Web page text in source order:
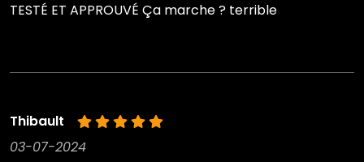
TESTÉ ET APPROUVÉ Ça marche ? terrible
Thibault
03-07-2024